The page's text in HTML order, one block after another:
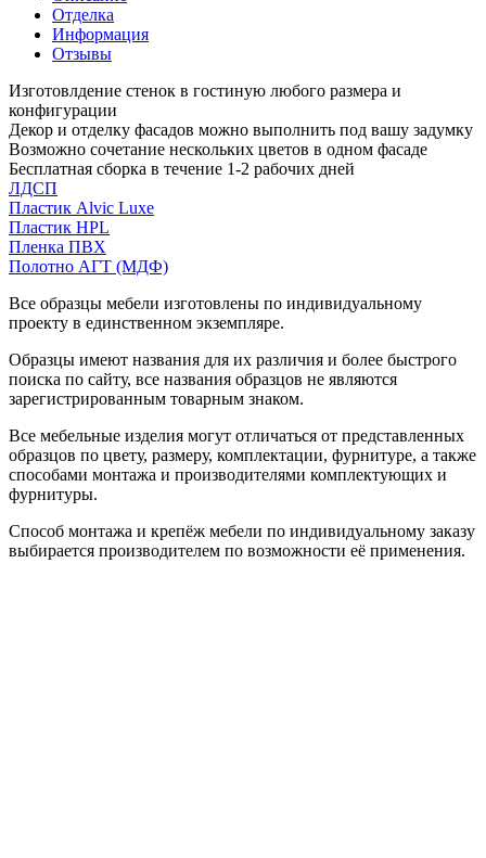
Отделка
Информация
Отзывы
Изготовлдение стенок в гостиную любого размера и
конфигурации
Декор и отделку фасадов можно выполнить под вашу задумку
Возможно сочетание нескольких цветов в одном фасаде
Бесплатная сборка в течение 1-2 рабочих дней
ЛДСП
Пластик Alvic Luxe
Пластик HPL
Пленка ПВХ
Полотно АГТ (МДФ)
Все образцы мебели изготовлены по индивидуальному
проекту в единственном экземпляре.
Образцы имеют названия для их различия и более быстрого
поиска по сайту, все названия образцов не являются
зарегистрированным товарным знаком.
Все мебельные изделия могут отличаться от представленных
образцов по цвету, размеру, комплектации, фурнитуре, а также
способами монтажа и производителями комплектующих и
фурнитуры.
Способ монтажа и крепёж мебели по индивидуальному заказу
выбирается производителем по возможности её применения.